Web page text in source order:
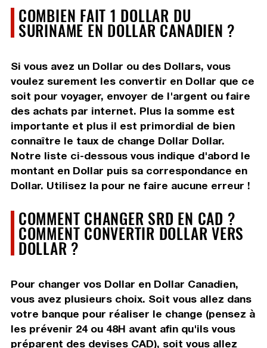
COMBIEN FAIT 1 DOLLAR DU
SURINAME EN DOLLAR CANADIEN ?
Si vous avez un Dollar ou des Dollars, vous
voulez surement les convertir en Dollar que ce
soit pour voyager, envoyer de l'argent ou faire
des achats par internet. Plus la somme est
importante et plus il est primordial de bien
connaître le taux de change Dollar Dollar.
Notre liste ci-dessous vous indique d'abord le
montant en Dollar puis sa correspondance en
Dollar. Utilisez la pour ne faire aucune erreur !
COMMENT CHANGER SRD EN CAD ?
COMMENT CONVERTIR DOLLAR VERS
DOLLAR ?
Pour changer vos Dollar en Dollar Canadien,
vous avez plusieurs choix. Soit vous allez dans
votre banque pour réaliser le change (pensez à
les prévenir 24 ou 48H avant afin qu'ils vous
préparent des devises CAD), soit vous allez